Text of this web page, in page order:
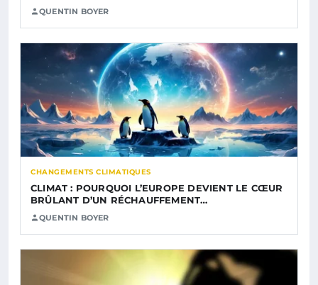
QUENTIN BOYER
CHANGEMENTS CLIMATIQUES
CLIMAT : POURQUOI L’EUROPE DEVIENT LE CŒUR
BRÛLANT D’UN RÉCHAUFFEMENT…
QUENTIN BOYER